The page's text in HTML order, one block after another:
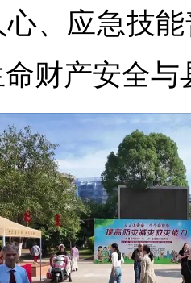
、应急技
财产安全